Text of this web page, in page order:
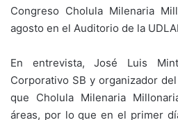
Congreso Cholula Milenaria
agosto en el Auditorio de la
En entrevista, José Luis
Corporativo SB y organizador
que Cholula Milenaria
áreas, por lo que en el primer